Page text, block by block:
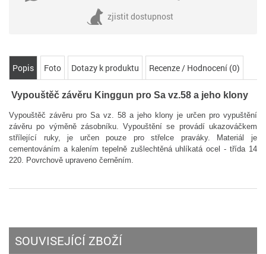
zjistit dostupnost
Popis Foto Dotazy k produktu Recenze / Hodnocení (0)
Vypouštěč závěru Kinggun pro Sa vz.58 a jeho klony
Vypouštěč závěru pro Sa vz. 58 a jeho klony je určen pro vypuštění
závěru po výměně zásobníku. Vypouštění se provádí ukazováčkem
střílející ruky, je určen pouze pro střelce praváky. Materiál je
cementováním a kalením tepelně zušlechtěná uhlíkatá ocel - třída 14
220. Povrchově upraveno černěním.
SOUVISEJÍCÍ ZBOŽÍ